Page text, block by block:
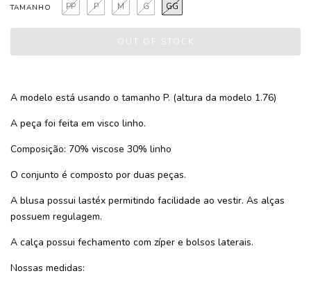
TAMANHO GG
G
M
P
PP
A modelo está usando o tamanho P. (altura da modelo 1.76)
A peça foi feita em visco linho.
Composição: 70% viscose 30% linho
O conjunto é composto por duas peças.
A blusa possui lastéx permitindo facilidade ao vestir. As alças
possuem regulagem.
A calça possui fechamento com zíper e bolsos laterais.
Nossas medidas: